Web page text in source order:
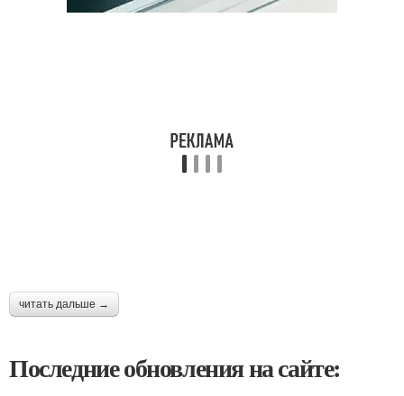
читать дальше →
Последние обновления на сайте: